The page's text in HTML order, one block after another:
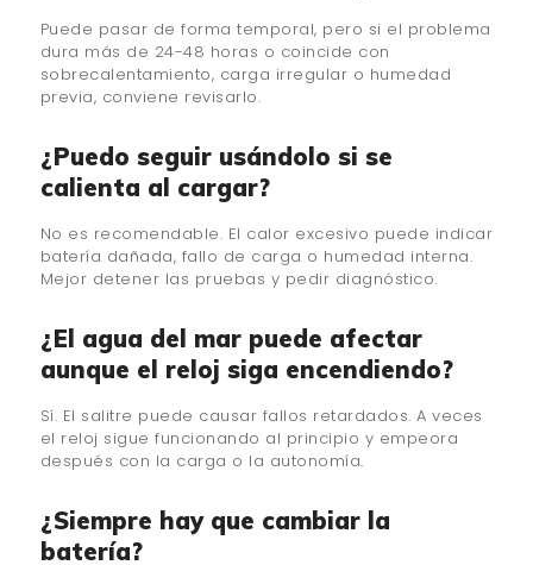
Puede pasar de forma temporal, pero si el problema
dura más de 24-48 horas o coincide con
sobrecalentamiento, carga irregular o humedad
previa, conviene revisarlo.
¿Puedo seguir usándolo si se
calienta al cargar?
No es recomendable. El calor excesivo puede indicar
batería dañada, fallo de carga o humedad interna.
Mejor detener las pruebas y pedir diagnóstico.
¿El agua del mar puede afectar
aunque el reloj siga encendiendo?
Sí. El salitre puede causar fallos retardados. A veces
el reloj sigue funcionando al principio y empeora
después con la carga o la autonomía.
¿Siempre hay que cambiar la
batería?